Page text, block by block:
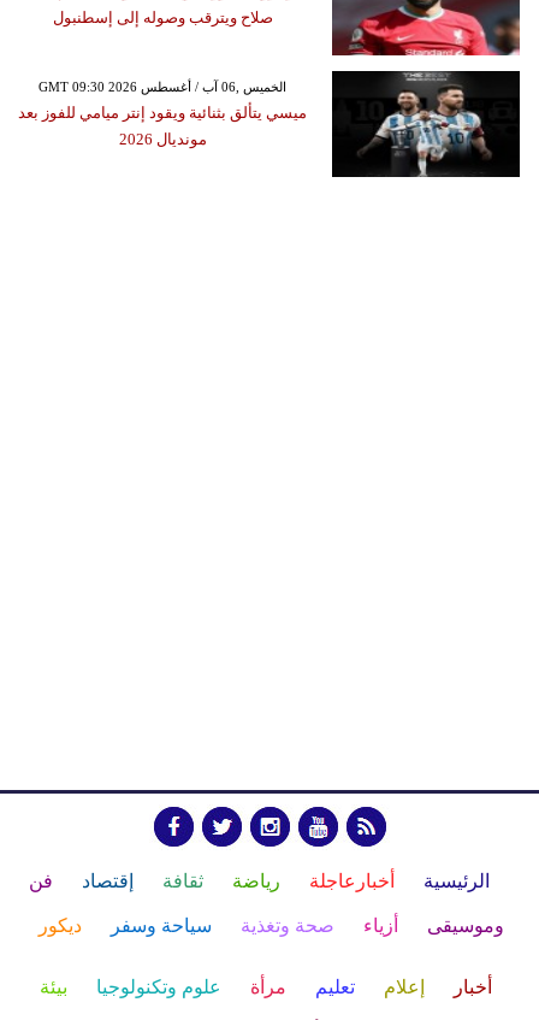
صلاح ويترقب وصوله إلى إسطنبول
GMT 09:30 2026 الخميس ,06 آب / أغسطس
ميسي يتألق بثنائية ويقود إنتر ميامي للفوز بعد
مونديال 2026
الرئيسية أخبارعاجلة رياضة ثقافة إقتصاد فن
وموسيقى أزياء صحة وتغذية سياحة وسفر ديكور
أخبار إعلام تعليم مرأة علوم وتكنولوجيا بيئة